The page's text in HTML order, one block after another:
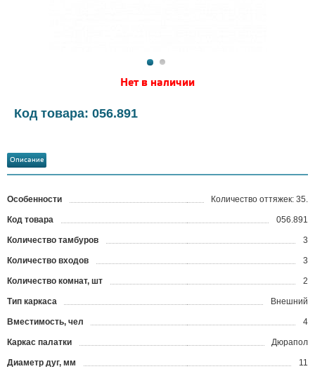
Нет в наличии
Код товара: 056.891
Описание
Особенности Количество оттяжек: 35.
Код товара 056.891
Количество тамбуров 3
Количество входов 3
Количество комнат, шт 2
Тип каркаса Внешний
Вместимость, чел 4
Каркас палатки Дюрапол
Диаметр дуг, мм 11